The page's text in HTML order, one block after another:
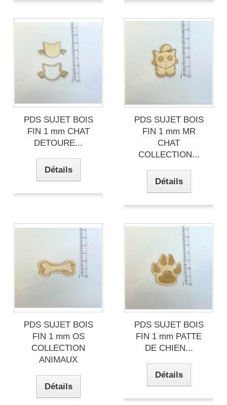
PDS SUJET BOIS
FIN 1 mm CHAT
DETOURE...
Détails
PDS SUJET BOIS
FIN 1 mm MR
CHAT
COLLECTION...
Détails
PDS SUJET BOIS
FIN 1 mm OS
COLLECTION
ANIMAUX
Détails
PDS SUJET BOIS
FIN 1 mm PATTE
DE CHIEN...
Détails